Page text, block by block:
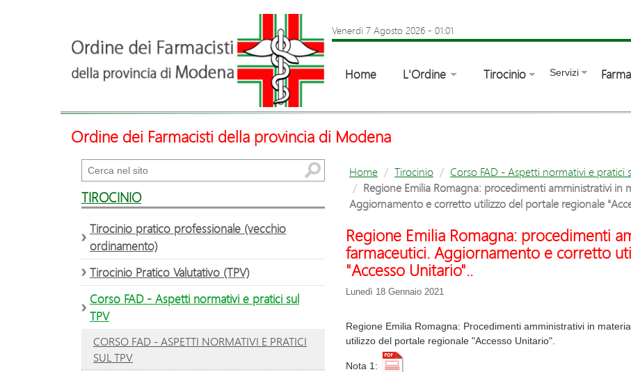
Venerdì 7 Agosto 2026 - 01:01
Home L'Ordine Tirocinio Servizi
Ordine dei Farmacisti della provincia di Modena
Home Tirocinio Corso FAD - Aspetti normativi e pratici
Regione Emilia Romagna: procedimenti amministrativi in
Aggiornamento e corretto utilizzo del portale regionale
Regione Emilia Romagna: procedimenti
farmaceutici. Aggiornamento e corretto
"Accesso Unitario"..
Lunedì 18 Gennaio 2021
Regione Emilia Romagna: Procedimenti amministrativi in
utilizzo del portale regionale "Accesso Unitario".
Nota 1:
Cerca
TIROCINIO
Tirocinio pratico professionale (vecchio
ordinamento)
Tirocinio Pratico Valutativo (TPV)
Corso FAD - Aspetti normativi e pratici sul
TPV
CORSO FAD - ASPETTI NORMATIVI E PRATICI
SUL TPV